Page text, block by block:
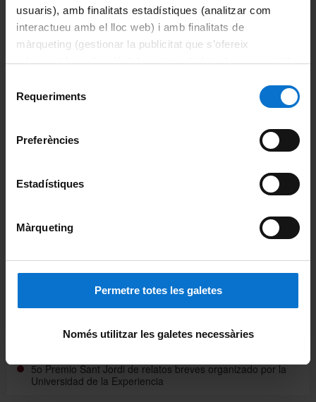
usuaris), amb finalitats estadístiques (analitzar com
interactueu amb el lloc web) i amb finalitats de
màrqueting (gestionar la publicitat que s’ofereix
adequant-la en funció dels vostres hàbits de navegació).
consultar laPolítica de galetes del lloc web de la
Requeriments
Preferències
Estadístiques
Màrqueting
Permetre totes les galetes
Només utilitzar les galetes necessàries
Obtención del identificador y la constraseña
Conexión inalámbrica– Wifi
Espacio personal Soc UB
Enlaces
Fundación Roure
Alerces
5o Premio Sant Jordi de relatos breves organizado por la
Universidad de la Experiencia